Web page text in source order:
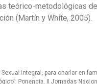
teórico-metodológicas
(Martín y White, 2005).
Sexual Integral, para charlar en
Ponencia. II Jornadas